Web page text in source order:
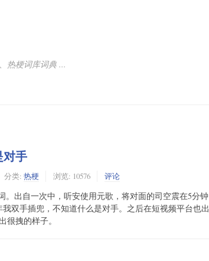
热梗词库词典 ...
对手
分类: 热梗 浏览: 10576 评论
。出自一次中，听安使用元歌，将对面的司空震在5分钟
双手插兜，不知道什么是对手。之‌‌‌‌‌‌‌‌‌后在短视频平台也出
很拽的样子。